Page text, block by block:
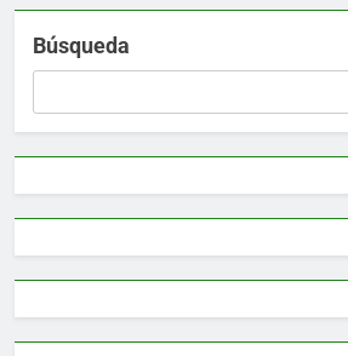
Búsqueda